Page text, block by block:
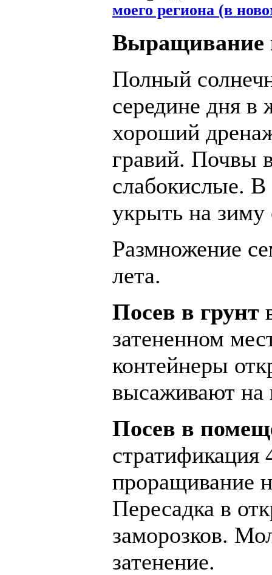
моего региона (в
Выращивание
Полный
середине дня в
хороший
гравий. Почвы
слабокислые.
укрыть на
Размножение
лета.
Посев в грунт
затененном
контейнеры
высаживают на
Посев в
стратификация
проращивание
Пересадка в
заморозков.
затенение.